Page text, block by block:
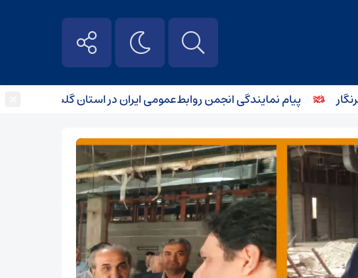
پیام نمایندگی انجمن روابط‌عمومی ایران در استان گلستان به مناسبت